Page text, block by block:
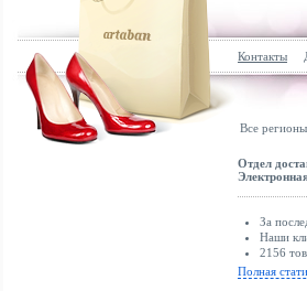
Контакты
Все регионы
Отдел
За
Наши
2156
Полная